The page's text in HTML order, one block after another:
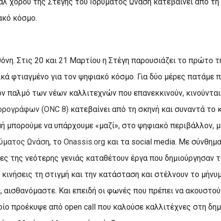
κόσμο.
Στις 20 και 21 Μαρτίου η Στέγη παρουσιάζει το πρώτο
φτιαγμένο για τον ψηφιακό κόσμο. Για δύο μέρες πατάμε
παλμό των νέων καλλιτεχνών που επανεκκινούν, κινούνται
(ONC 8) κατεβαίνει από τη σκηνή και συναντά το
μπορούμε να υπάρχουμε «μαζί», στο ψηφιακό περιβάλλον,
Ωνάση, τοOnassis.org και τα social media. Με
της νεότερης γενιάς καταθέτουν έργα που δημιούργησαν
τη στιγμή και την κατάσταση και στέλνουν το
Και επειδή οι φωνές που πρέπει να
προέκυψε από open call που καλούσε καλλιτέχνες στη